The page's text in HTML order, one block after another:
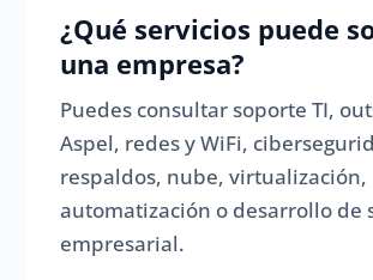
¿Qué servicios puede
una empresa?
Puedes consultar soporte TI,
Aspel, redes y WiFi,
respaldos, nube, virtualización,
automatización o desarrollo de
empresarial.